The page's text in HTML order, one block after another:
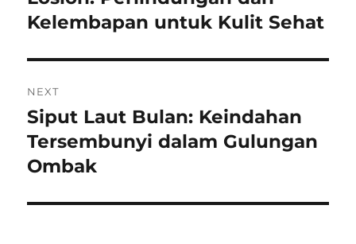
post:
Kelembapan untuk Kulit Sehat
NEXT
Next
post:
Siput Laut Bulan: Keindahan
Tersembunyi dalam Gulungan
Ombak